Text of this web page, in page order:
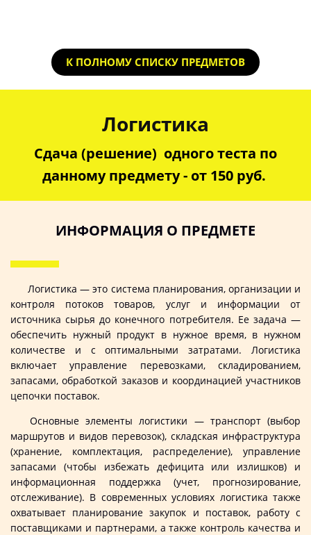
К ПОЛНОМУ СПИСКУ ПРЕДМЕТОВ
Логистика
Сдача (решение) одного теста по
данному предмету - от 150 руб.
ИНФОРМАЦИЯ О ПРЕДМЕТЕ
Логистика — это система планирования, организации и
контроля потоков товаров, услуг и информации от
источника сырья до конечного потребителя. Ее задача —
обеспечить нужный продукт в нужное время, в нужном
количестве и с оптимальными затратами. Логистика
включает управление перевозками, складированием,
запасами, обработкой заказов и координацией участников
цепочки поставок.
Основные элементы логистики — транспорт (выбор
маршрутов и видов перевозок), складская инфраструктура
(хранение, комплектация, распределение), управление
запасами (чтобы избежать дефицита или излишков) и
информационная поддержка (учет, прогнозирование,
отслеживание). В современных условиях логистика также
охватывает планирование закупок и поставок, работу с
поставщиками и партнерами, а также контроль качества и